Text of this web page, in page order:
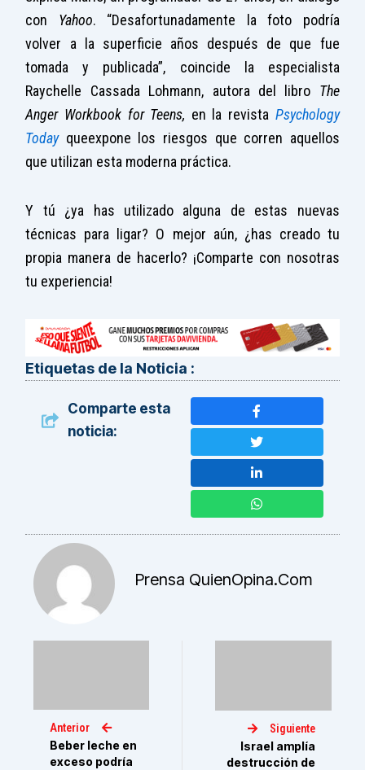
con Yahoo. “Desafortunadamente la foto podría
volver a la superficie años después de que fue
tomada y publicada”, coincide la especialista
Raychelle Cassada Lohmann, autora del libro The
Anger Workbook for Teens, en la revista Psychology
Today queexpone los riesgos que corren aquellos
que utilizan esta moderna práctica.
Y tú ¿ya has utilizado alguna de estas nuevas
técnicas para ligar? O mejor aún, ¿has creado tu
propia manera de hacerlo? ¡Comparte con nosotras
tu experiencia!
Etiquetas de la Noticia :
Comparte esta
noticia:
Prensa QuienOpina.com
Anterior
Beber leche en
exceso podría
Siguiente
Israel amplía
destrucción de